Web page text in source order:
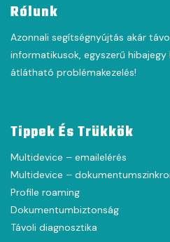
Rólunk
Azonnali segítségnyújtás akár
informatikusok, egyszerű hibajegy
átlátható problémakezelés!
Tippek És Trükkök
Multidevice – emailelérés
Multidevice –
Profile roaming
Dokumentumbiztonság
Távoli diagnosztika